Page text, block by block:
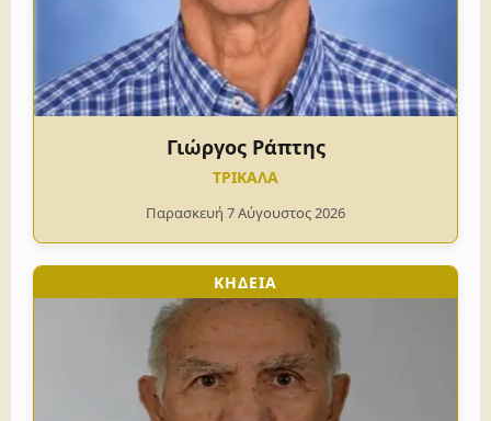
Γιώργος Ράπτης
ΤΡΙΚΑΛΑ
Παρασκευή 7 Αύγουστος 2026
ΚΗΔΕΙΑ